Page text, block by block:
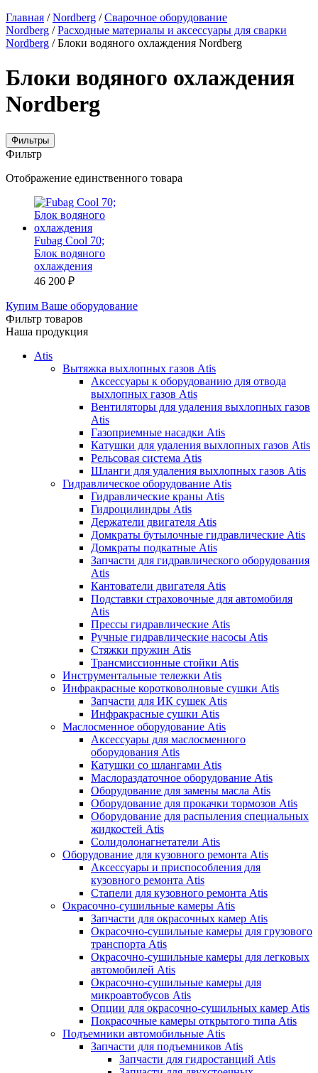
Главная /Nordberg /Сварочное оборудование
Nordberg /Расходные материалы и аксессуары для сварки
Nordberg / Блоки водяного охлаждения Nordberg
Блоки водяного охлаждения
Nordberg
Фильтры
Фильтр
Отображение единственного товара
Fubag Cool 70;
Блок водяного
охлаждения
46 200 ₽
Купим Ваше оборудование
Фильтр товаров
Наша продукция
Atis
Вытяжка выхлопных газов Atis
Аксессуары к оборудованию для отвода
выхлопных газов Atis
Вентиляторы для удаления выхлопных газов
Atis
Газоприемные насадки Atis
Катушки для удаления выхлопных газов Atis
Рельсовая система Atis
Шланги для удаления выхлопных газов Atis
Гидравлическое оборудование Atis
Гидравлические краны Atis
Гидроцилиндры Atis
Держатели двигателя Atis
Домкраты бутылочные гидравлические Atis
Домкраты подкатные Atis
Запчасти для гидравлического оборудования
Atis
Кантователи двигателя Atis
Подставки страховочные для автомобиля
Atis
Прессы гидравлические Atis
Ручные гидравлические насосы Atis
Стяжки пружин Atis
Трансмиссионные стойки Atis
Инструментальные тележки Atis
Инфракрасные коротковолновые сушки Atis
Запчасти для ИК сушек Atis
Инфракрасные сушки Atis
Маслосменное оборудование Atis
Аксессуары для маслосменного
оборудования Atis
Катушки со шлангами Atis
Маслораздаточное оборудование Atis
Оборудование для замены масла Atis
Оборудование для прокачки тормозов Atis
Оборудование для распыления специальных
жидкостей Atis
Солидолонагнетатели Atis
Оборудование для кузовного ремонта Atis
Аксессуары и приспособления для
кузовного ремонта Atis
Стапели для кузовного ремонта Atis
Окрасочно-сушильные камеры Atis
Запчасти для окрасочных камер Atis
Окрасочно-сушильные камеры для грузового
транспорта Atis
Окрасочно-сушильные камеры для легковых
автомобилей Atis
Окрасочно-сушильные камеры для
микроавтобусов Atis
Опции для окрасочно-сушильных камер Atis
Покрасочные камеры открытого типа Atis
Подъемники автомобильные Atis
Запчасти для подъемников Atis
Запчасти для гидростанций Atis